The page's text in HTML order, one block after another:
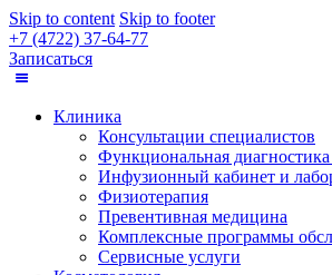
Skip to content Skip to footer
+7 (4722) 37-64-77
Записаться
Клиника
Консультации специалистов
Функциональная
Инфузионный кабинет и
Физиотерапия
Превентивная медицина
Комплексные программы
Сервисные услуги